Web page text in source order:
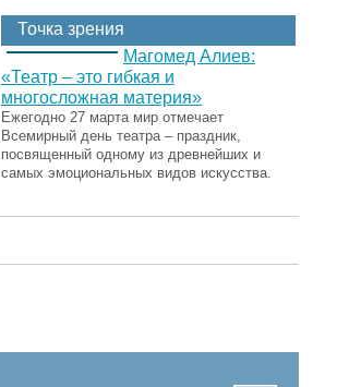
Точка зрения
Магомед Алиев:
«Театр – это гибкая и
многосложная материя»
Ежегодно 27 марта мир отмечает
Всемирный день театра – праздник,
посвященный одному из древнейших и
самых эмоциональных видов искусства.